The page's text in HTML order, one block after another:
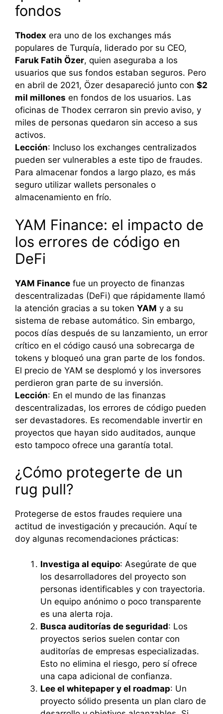
fondos
Thodex era uno de los exchanges más
populares de Turquía, liderado por su CEO,
Faruk Fatih Özer, quien aseguraba a los
usuarios que sus fondos estaban seguros. Pero
en abril de 2021, Özer desapareció junto con $2
mil millones en fondos de los usuarios. Las
oficinas de Thodex cerraron sin previo aviso, y
miles de personas quedaron sin acceso a sus
activos.
Lección: Incluso los exchanges centralizados
pueden ser vulnerables a este tipo de fraudes.
Para almacenar fondos a largo plazo, es más
seguro utilizar wallets personales o
almacenamiento en frío.
YAM Finance: el impacto de
los errores de código en
DeFi
YAM Finance fue un proyecto de finanzas
descentralizadas (DeFi) que rápidamente llamó
la atención gracias a su token YAM y a su
sistema de rebase automático. Sin embargo,
pocos días después de su lanzamiento, un error
crítico en el código causó una sobrecarga de
tokens y bloqueó una gran parte de los fondos.
El precio de YAM se desplomó y los inversores
perdieron gran parte de su inversión.
Lección: En el mundo de las finanzas
descentralizadas, los errores de código pueden
ser devastadores. Es recomendable invertir en
proyectos que hayan sido auditados, aunque
esto tampoco ofrece una garantía total.
¿Cómo protegerte de un
rug pull?
Protegerse de estos fraudes requiere una
actitud de investigación y precaución. Aquí te
doy algunas recomendaciones prácticas:
Investiga al equipo: Asegúrate de que
los desarrolladores del proyecto son
personas identificables y con trayectoria.
Un equipo anónimo o poco transparente
es una alerta roja.
Busca auditorías de seguridad: Los
proyectos serios suelen contar con
auditorías de empresas especializadas.
Esto no elimina el riesgo, pero sí ofrece
una capa adicional de confianza.
Lee el whitepaper y el roadmap: Un
proyecto sólido presenta un plan claro de